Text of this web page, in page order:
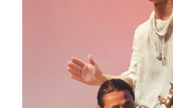
ライブ・スケジュー